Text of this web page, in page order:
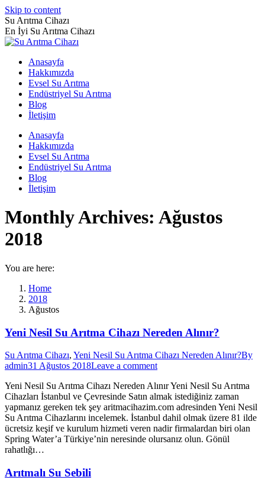
Skip to content
Su Arıtma Cihazı
En İyi Su Arıtma Cihazı
Anasayfa
Hakkımızda
Evsel Su Arıtma
Endüstriyel Su Arıtma
Blog
İletişim
Anasayfa
Hakkımızda
Evsel Su Arıtma
Endüstriyel Su Arıtma
Blog
İletişim
Monthly Archives: Ağustos
2018
You are here:
Home
2018
Ağustos
Yeni Nesil Su Arıtma Cihazı Nereden Alınır?
Su Arıtma Cihazı, Yeni Nesil Su Arıtma Cihazı Nereden Alınır?By
admin31 Ağustos 2018Leave a comment
Yeni Nesil Su Arıtma Cihazı Nereden Alınır Yeni Nesil Su Arıtma
Cihazları İstanbul ve Çevresinde Satın almak istediğiniz zaman
yapmanız gereken tek şey aritmacihazim.com adresinden Yeni Nesil
Su Arıtma Cihazlarını incelemek. İstanbul dahil olmak üzere 81 ilde
ücretsiz keşif ve kurulum hizmeti veren nadir firmalardan biri olan
Spring Water’a Türkiye’nin neresinde olursanız olun. Gönül
rahatlığı…
Arıtmalı Su Sebili